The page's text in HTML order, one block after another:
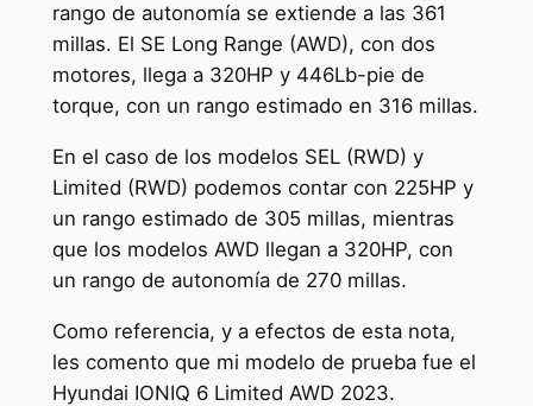
rango de autonomía se extiende a las 361
millas. El SE Long Range (AWD), con dos
motores, llega a 320HP y 446Lb-pie de
torque, con un rango estimado en 316 millas.
En el caso de los modelos SEL (RWD) y
Limited (RWD) podemos contar con 225HP y
un rango estimado de 305 millas, mientras
que los modelos AWD llegan a 320HP, con
un rango de autonomía de 270 millas.
Como referencia, y a efectos de esta nota,
les comento que mi modelo de prueba fue el
Hyundai IONIQ 6 Limited AWD 2023.